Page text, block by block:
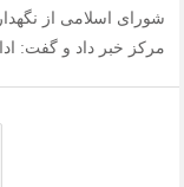
شورای اسلامی از
مرکز خبر داد و گفت:‌